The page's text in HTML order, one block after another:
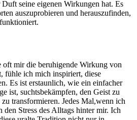
Duft ​seine eigenen ​Wirkungen⁣ hat. Es
auszuprobieren und herauszufinden,
oft⁤ mir die beruhigende ⁣Wirkung von
fühle ich ‌mich inspiriert, diese
​Es​ ist​ erstaunlich, wie ‌ein einfacher
ist, suchtsbekämpfen,⁢ den Geist zu⁢
transformieren. Jedes Mal,wenn ich
den ⁢Stress​ des Alltags hinter mir. Ich